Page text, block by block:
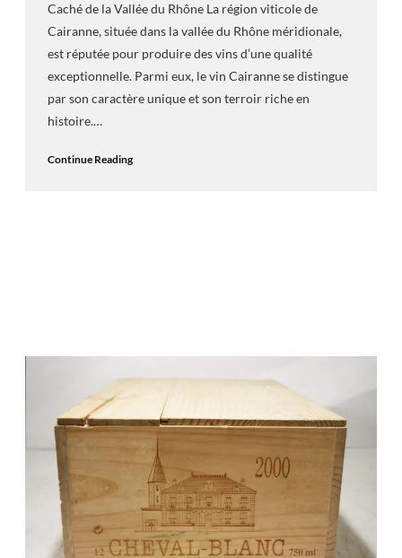
Caché de la Vallée du Rhône La région viticole de
Cairanne, située dans la vallée du Rhône méridionale,
est réputée pour produire des vins d’une qualité
exceptionnelle. Parmi eux, le vin Cairanne se distingue
par son caractère unique et son terroir riche en
histoire.…
Continue Reading